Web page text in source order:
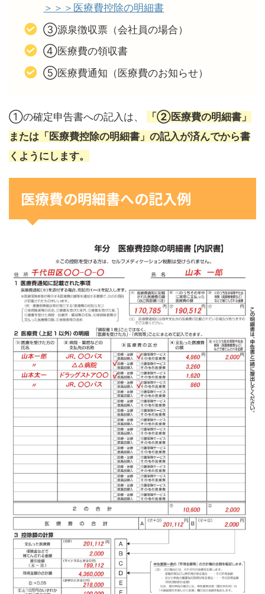
＞＞＞医療費控除の明細書
③源泉徴収票（会社員の場合）
④医療費の領収書
⑤医療費通知（医療費のお知らせ）
①の確定申告書への記入は、
「②医療費の明細書」
または「医療費控除の明細書」の記入が済んでから書
くようにします。
医療費の明細書への記入例